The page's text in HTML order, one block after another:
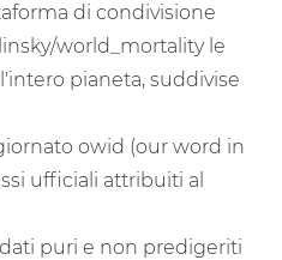
di condivisione
world_mortality le
pianeta, suddivise
owid (our word in
ufficiali attribuiti al
puri e non predigeriti